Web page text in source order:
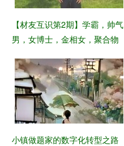
【材友互识第2期】学霸，帅气
男，女博士，金相女，聚合物
小镇做题家的数字化转型之路